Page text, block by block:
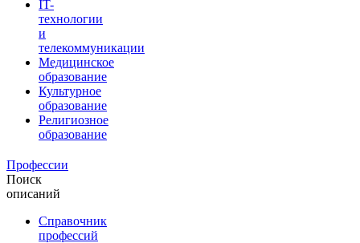
IT-
технологии
и
телекоммуникации
Медицинское
образование
Культурное
образование
Религиозное
образование
Профессии
Поиск
описаний
Справочник
профессий